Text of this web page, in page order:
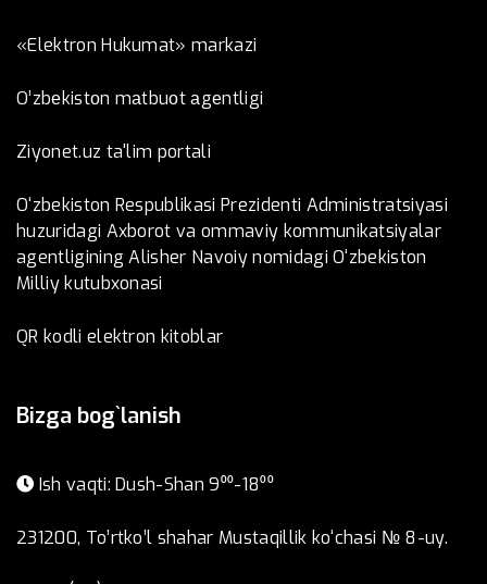
«Elektron Hukumat» markazi
O’zbеkistоn mаtbuоt аgеntligi
Ziyonet.uz ta'lim portali
O‘zbekiston Respublikasi Prezidenti Administratsiyasi
huzuridagi Axborot va ommaviy kommunikatsiyalar
agentligining Alisher Navoiy nomidagi O‘zbekiston
Milliy kutubxonasi
QR kodli elektron kitoblar
Bizga bog`lanish
Ish vaqti: Dush-Shan 9⁰⁰-18⁰⁰
231200, To’rtko’l shahar Mustaqillik ko‘chasi № 8-uy.